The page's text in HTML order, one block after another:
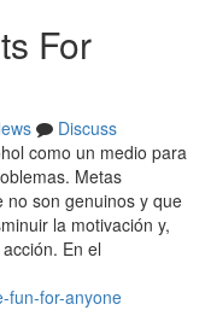
For
Discuss
como un medio para
Metas
no son genuinos y que
la motivación y,
En el
fun-for-anyone